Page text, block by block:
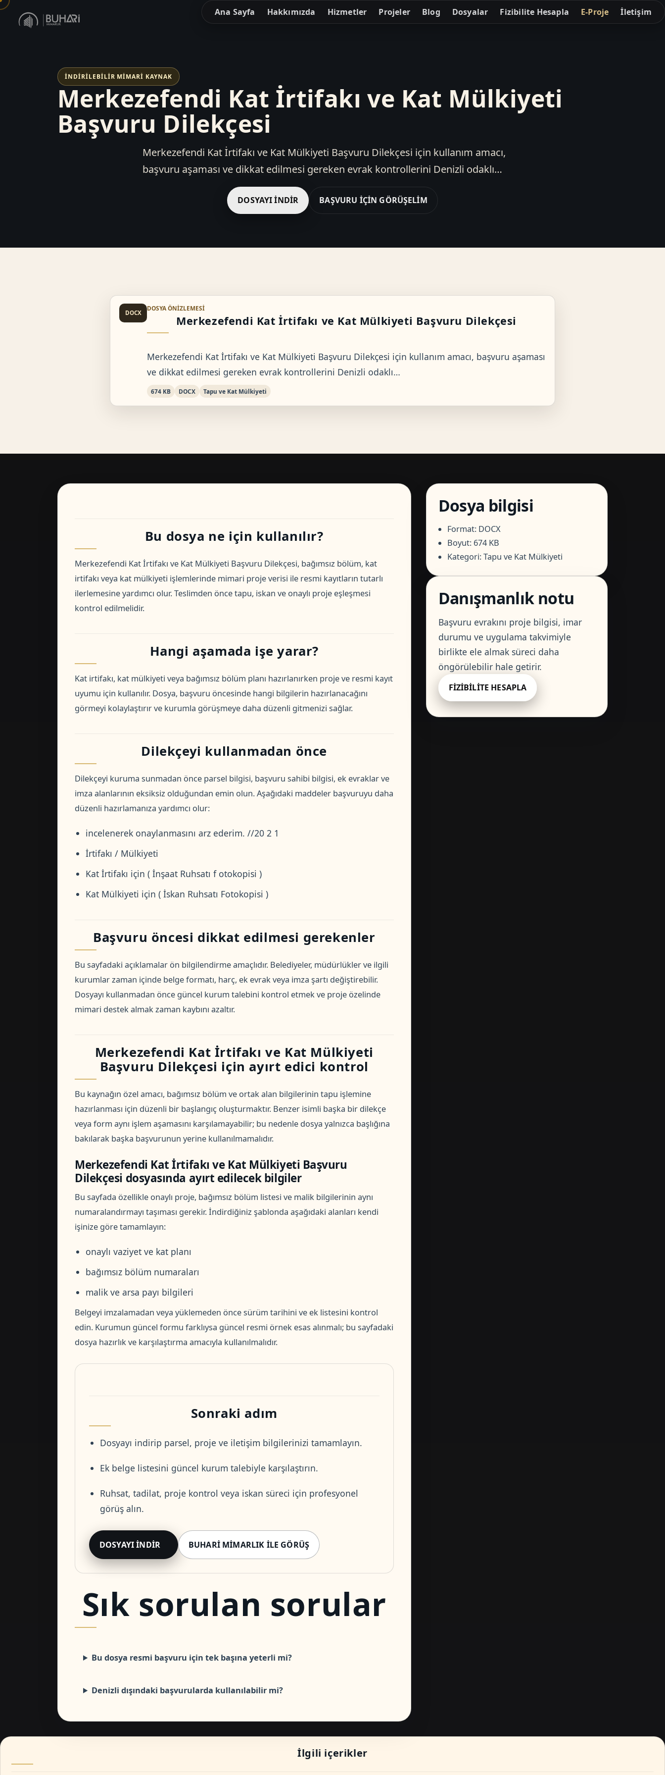
Ana Sayfa Hakkımızda Hizmetler Projeler Blog Dosyalar Fizibilite Hesapla E-Proje İletişim
İNDIRILEBILIR MIMARI KAYNAK
Merkezefendi Kat İrtifakı ve Kat Mülkiyeti
Başvuru Dilekçesi
Merkezefendi Kat İrtifakı ve Kat Mülkiyeti Başvuru Dilekçesi için kullanım amacı,
başvuru aşaması ve dikkat edilmesi gereken evrak kontrollerini Denizli odaklı…
DOSYAYI İNDIR BAŞVURU İÇIN GÖRÜŞELIM
DOCX
DOSYA ÖNIZLEMESI
Merkezefendi Kat İrtifakı ve Kat Mülkiyeti Başvuru Dilekçesi
Merkezefendi Kat İrtifakı ve Kat Mülkiyeti Başvuru Dilekçesi için kullanım amacı, başvuru aşaması
ve dikkat edilmesi gereken evrak kontrollerini Denizli odaklı…
674 KB DOCX Tapu ve Kat Mülkiyeti
Bu dosya ne için kullanılır?
Merkezefendi Kat İrtifakı ve Kat Mülkiyeti Başvuru Dilekçesi, bağımsız bölüm, kat
irtifakı veya kat mülkiyeti işlemlerinde mimari proje verisi ile resmi kayıtların tutarlı
ilerlemesine yardımcı olur. Teslimden önce tapu, iskan ve onaylı proje eşleşmesi
kontrol edilmelidir.
Hangi aşamada işe yarar?
Kat irtifakı, kat mülkiyeti veya bağımsız bölüm planı hazırlanırken proje ve resmi kayıt
uyumu için kullanılır. Dosya, başvuru öncesinde hangi bilgilerin hazırlanacağını
görmeyi kolaylaştırır ve kurumla görüşmeye daha düzenli gitmenizi sağlar.
Dilekçeyi kullanmadan önce
Dilekçeyi kuruma sunmadan önce parsel bilgisi, başvuru sahibi bilgisi, ek evraklar ve
imza alanlarının eksiksiz olduğundan emin olun. Aşağıdaki maddeler başvuruyu daha
düzenli hazırlamanıza yardımcı olur:
incelenerek onaylanmasını arz ederim. //20 2 1
İrtifakı / Mülkiyeti
Kat İrtifakı için ( İnşaat Ruhsatı f otokopisi )
Kat Mülkiyeti için ( İskan Ruhsatı Fotokopisi )
Başvuru öncesi dikkat edilmesi gerekenler
Bu sayfadaki açıklamalar ön bilgilendirme amaçlıdır. Belediyeler, müdürlükler ve ilgili
kurumlar zaman içinde belge formatı, harç, ek evrak veya imza şartı değiştirebilir.
Dosyayı kullanmadan önce güncel kurum talebini kontrol etmek ve proje özelinde
mimari destek almak zaman kaybını azaltır.
Merkezefendi Kat İrtifakı ve Kat Mülkiyeti
Başvuru Dilekçesi için ayırt edici kontrol
Bu kaynağın özel amacı, bağımsız bölüm ve ortak alan bilgilerinin tapu işlemine
hazırlanması için düzenli bir başlangıç oluşturmaktır. Benzer isimli başka bir dilekçe
veya form aynı işlem aşamasını karşılamayabilir; bu nedenle dosya yalnızca başlığına
bakılarak başka başvurunun yerine kullanılmamalıdır.
Merkezefendi Kat İrtifakı ve Kat Mülkiyeti Başvuru
Dilekçesi dosyasında ayırt edilecek bilgiler
Bu sayfada özellikle onaylı proje, bağımsız bölüm listesi ve malik bilgilerinin aynı
numaralandırmayı taşıması gerekir. İndirdiğiniz şablonda aşağıdaki alanları kendi
işinize göre tamamlayın:
onaylı vaziyet ve kat planı
bağımsız bölüm numaraları
malik ve arsa payı bilgileri
Belgeyi imzalamadan veya yüklemeden önce sürüm tarihini ve ek listesini kontrol
edin. Kurumun güncel formu farklıysa güncel resmi örnek esas alınmalı; bu sayfadaki
dosya hazırlık ve karşılaştırma amacıyla kullanılmalıdır.
Sonraki adım
Dosyayı indirip parsel, proje ve iletişim bilgilerinizi tamamlayın.
Ek belge listesini güncel kurum talebiyle karşılaştırın.
Ruhsat, tadilat, proje kontrol veya iskan süreci için profesyonel
görüş alın.
DOSYAYI İNDIR BUHARI MIMARLIK ILE GÖRÜŞ
Sık sorulan sorular
Bu dosya resmi başvuru için tek başına yeterli mi?
Denizli dışındaki başvurularda kullanılabilir mi?
Dosya bilgisi
Format: DOCX
Boyut: 674 KB
Kategori: Tapu ve Kat Mülkiyeti
Danışmanlık notu
Başvuru evrakını proje bilgisi, imar
durumu ve uygulama takvimiyle
birlikte ele almak süreci daha
öngörülebilir hale getirir.
FIZIBILITE HESAPLA
İlgili içerikler